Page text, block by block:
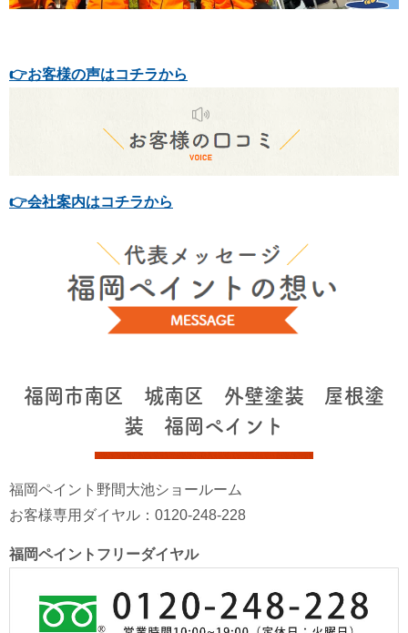
👉お客様の声はコチラから
👉会社案内はコチラから
福岡市南区 城南区 外壁塗装 屋根塗
装 福岡ペイント
福岡ペイント野間大池ショールーム
お客様専用ダイヤル：0120-248-228
福岡ペイントフリーダイヤル